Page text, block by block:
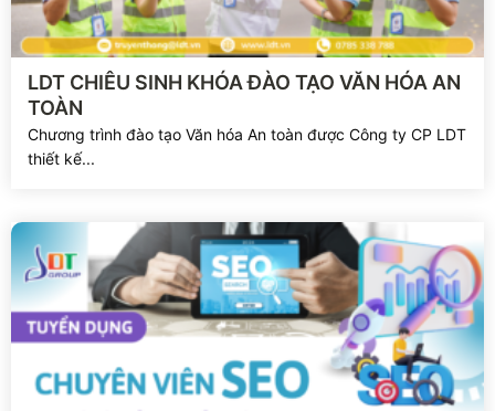
Xem chi tiết
LDT CHIÊU SINH KHÓA ĐÀO TẠO VĂN HÓA AN
TOÀN
Chương trình đào tạo Văn hóa An toàn được Công ty CP LDT
thiết kế...